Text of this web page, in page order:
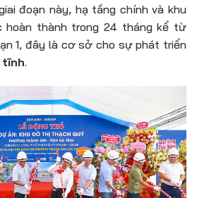
đoạn này, hạ tầng chính và khu
thành trong 24 tháng kể từ
1, đây là cơ sở cho sự phát triển
.